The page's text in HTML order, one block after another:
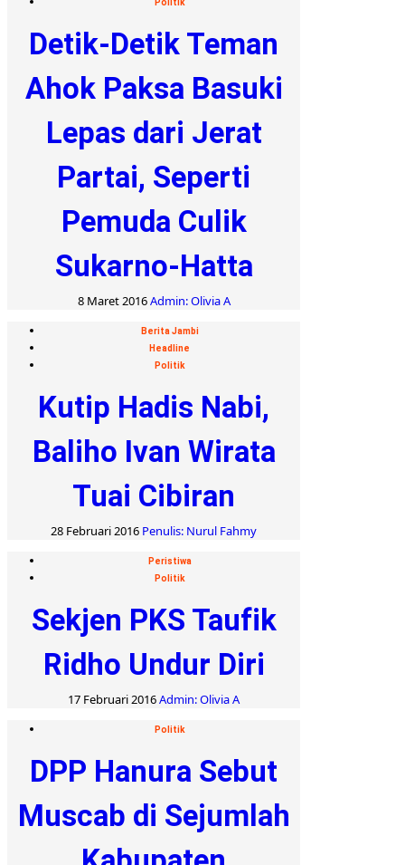
Politik
Detik-Detik Teman
Ahok Paksa Basuki
Lepas dari Jerat
Partai, Seperti
Pemuda Culik
Sukarno-Hatta
8 Maret 2016Admin: Olivia A
Berita Jambi
Headline
Politik
Kutip Hadis Nabi,
Baliho Ivan Wirata
Tuai Cibiran
28 Februari 2016 Penulis: Nurul Fahmy
Peristiwa
Politik
Sekjen PKS Taufik
Ridho Undur Diri
17 Februari 2016Admin: Olivia A
Politik
DPP Hanura Sebut
Muscab di Sejumlah